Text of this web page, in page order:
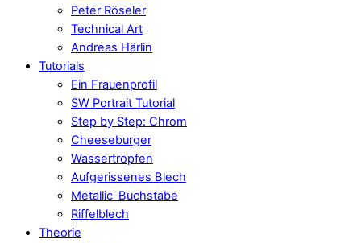
Peter Röseler
Technical Art
Andreas Härlin
Tutorials
Ein Frauenprofil
SW Portrait Tutorial
Step by Step: Chrom
Cheeseburger
Wassertropfen
Aufgerissenes Blech
Metallic-Buchstabe
Riffelblech
Theorie